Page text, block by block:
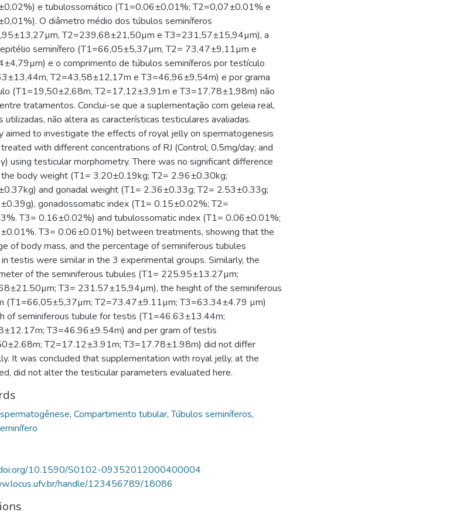
e tubulossomático (T1=0,06±0,01%; T2=0,07±0,01% e
O diâmetro médio dos túbulos seminíferos
T2=239,68±21,50µm e T3=231,57±15,94µm), a
seminífero (T1=66,05±5,37µm, T2= 73,47±9,11µm e
e o comprimento de túbulos seminíferos por testículo
T2=43,58±12,17m e T3=46,96±9,54m) e por grama
(T1=19,50±2,68m, T2=17,12±3,91m e T3=17,78±1,98m) não
tratamentos. Conclui-se que a suplementação com geleia real,
utilizadas, não altera as características testiculares avaliadas.
aimed to investigate the effects of royal jelly on spermatogenesis
with different concentrations of RJ (Control; 0,5mg/day; and
using testicular morphometry. There was no significant difference
body weight (T1= 3.20±0.19kg; T2= 2.96±0.30kg;
and gonadal weight (T1= 2.36±0.33g; T2= 2.53±0.33g;
gonadossomatic index (T1= 0.15±0.02%; T2=
T3= 0.16±0.02%) and tubulossomatic index (T1= 0.06±0.01%;
T3= 0.06±0.01%) between treatments, showing that the
of body mass, and the percentage of seminiferous tubules
testis were similar in the 3 experimental groups. Similarly, the
of the seminiferous tubules (T1= 225.95±13.27µm;
T3= 231.57±15,94µm), the height of the seminiferous
(T1=66,05±5,37µm; T2=73.47±9.11µm; T3=63.34±4.79 µm)
of seminiferous tubule for testis (T1=46.63±13.44m;
T3=46.96±9.54m) and per gram of testis
T2=17.12±3.91m; T3=17.78±1.98m) did not differ
It was concluded that supplementation with royal jelly, at the
did not alter the testicular parameters evaluated here.
, Compartimento tubular,Túbulos seminíferos,
10.1590/S0102-09352012000400004
handle/123456789/18086